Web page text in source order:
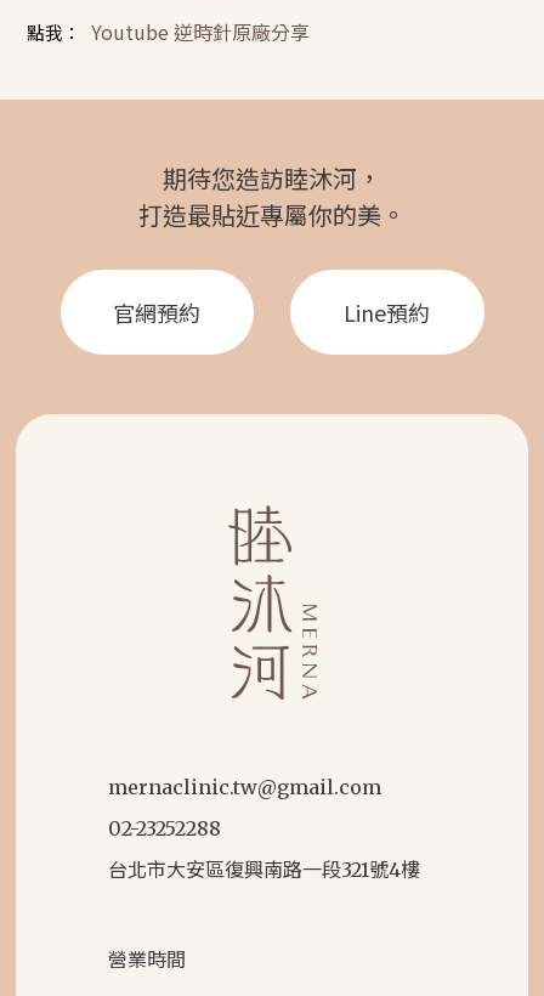
點我： Youtube 逆時針原廠分享
期待您造訪睦沐河，
打造最貼近專屬你的美。
mernaclinic.tw@gmail.com
02-23252288
台北市大安區復興南路一段321號4樓
營業時間